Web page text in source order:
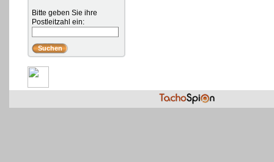
Bitte geben Sie ihre
Postleitzahl ein: